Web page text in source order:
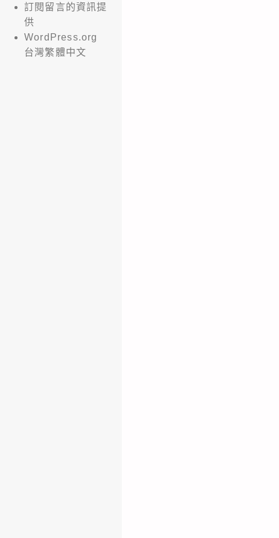
訂閱留言的資訊提
供
WordPress.org
台灣繁體中文